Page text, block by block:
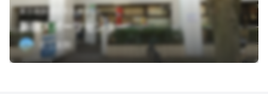
東京都新宿区大久保3-5-1
新宿スポーツセンター
もふ太郎